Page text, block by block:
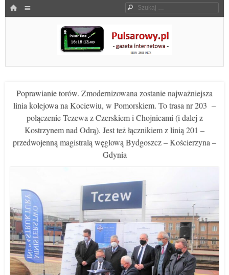
HOME Szukaj
Pulsarowy.pl
Poprawianie torów. Zmodernizowana zostanie najważniejsza
linia kolejowa na Kociewiu, w Pomorskiem. To trasa nr 203 –
połączenie Tczewa z Czerskiem i Chojnicami (i dalej z
Kostrzynem nad Odrą). Jest też łącznikiem z linią 201 –
przedwojenną magistralą węglową Bydgoszcz – Kościerzyna –
Gdynia